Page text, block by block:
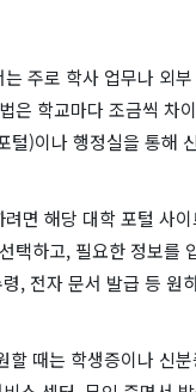
주로 학사 업무나 외
은 학교마다 조금씩 차
털)이나 행정실을 통해
면 해당 대학 포털 사
택하고, 필요한 정보를
, 전자 문서 발급 등 원
할 때는 학생증이나 신